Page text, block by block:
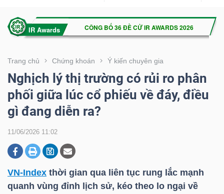
Trang chủ Chứng khoán Ý kiến chuyên gia
Nghịch lý thị trường có rủi ro phân
phối giữa lúc cổ phiếu về đáy, điều
gì đang diễn ra?
11/06/2026 11:02
VN-Index thời gian qua liên tục rung lắc mạnh
quanh vùng đỉnh lịch sử, kéo theo lo ngại về
(-)
VIETSTOCK
CHỨNG
KHOÁN
DOANH
NGHIỆP